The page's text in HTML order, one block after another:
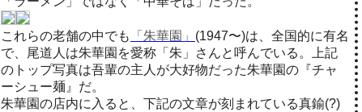
これらの老舗の中でも 「朱華園」 (1947〜)は、全国的に有名
で、尾道人は朱華園を愛称「朱」さんと呼んでいる。上記
のトップ写真は吾輩の主人が大好物だった朱華園の『チャ
ーシュー麺』だ。
朱華園の店内に入ると、下記の文章が刻まれている真鍮(?)